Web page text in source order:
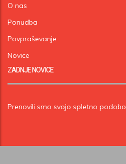
O nas
Ponudba
Povpraševanje
Novice
ZADNJE NOVICE
Prenovili smo svojo spletno podobo